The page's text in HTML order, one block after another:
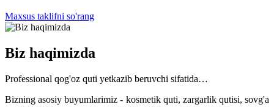
Maxsus taklifni so'rang
Biz haqimizda
Professional qog'oz quti yetkazib beruvchi sifatida…
Bizning asosiy buyumlarimiz - kosmetik quti, zargarlik qutisi, sovg'a